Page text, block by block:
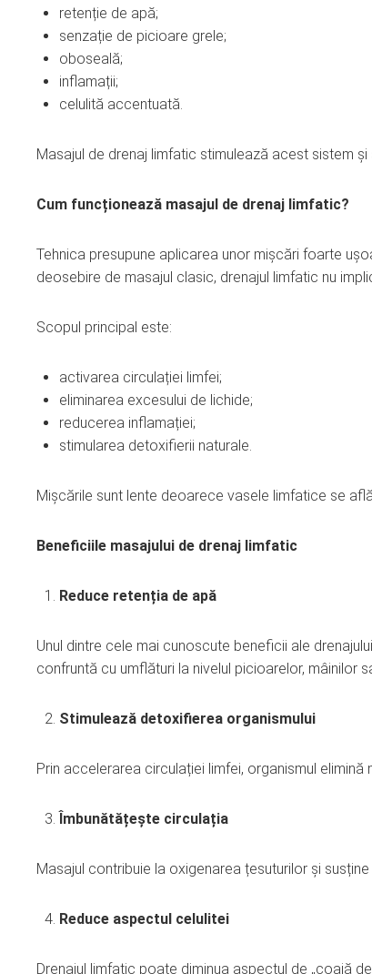
retenție de apă;
senzație de picioare grele;
oboseală;
inflamații;
celulită accentuată.
Masajul de drenaj limfatic stimulează acest sistem
Cum funcționează masajul de drenaj limfatic?
Tehnica presupune aplicarea unor mișcări foarte
deosebire de masajul clasic, drenajul limfatic nu
Scopul principal este:
activarea circulației limfei;
eliminarea excesului de lichide;
reducerea inflamației;
stimularea detoxifierii naturale.
Mișcările sunt lente deoarece vasele limfatice se
Beneficiile masajului de drenaj limfatic
Reduce retenția de apă
Unul dintre cele mai cunoscute beneficii ale
confruntă cu umflături la nivelul picioarelor, mâinilor
Stimulează detoxifierea organismului
Prin accelerarea circulației limfei, organismul
Îmbunătățește circulația
Masajul contribuie la oxigenarea țesuturilor și
Reduce aspectul celulitei
Drenajul limfatic poate diminua aspectul de „coajă